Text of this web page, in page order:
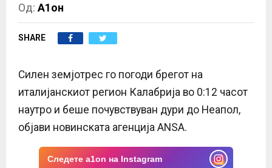
M
E
N
U
Од:А1он
SHARE
Силен земјотрес го погоди брегот на
италијанскиот регион Калабрија во 0:12 часот
наутро и беше почувствуван дури до Неапол,
објави новинската агенција ANSA.
Следете a1on на Instagram